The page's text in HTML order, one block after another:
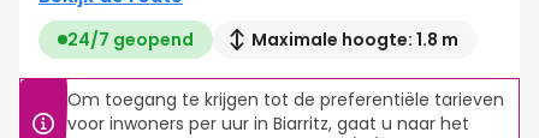
24/7 geopend Maximale hoogte: 1.8 m
Om toegang te krijgen tot de preferentiële tarieven
voor inwoners per uur in Biarritz, gaat u naar het